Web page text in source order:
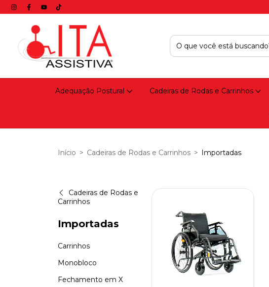
Adequação Postural Cadeiras de Rodas e Carrinhos
Início > Cadeiras de Rodas e Carrinhos > Importadas
Cadeiras de Rodas e
Carrinhos
Importadas
Carrinhos
Monobloco
Fechamento em X